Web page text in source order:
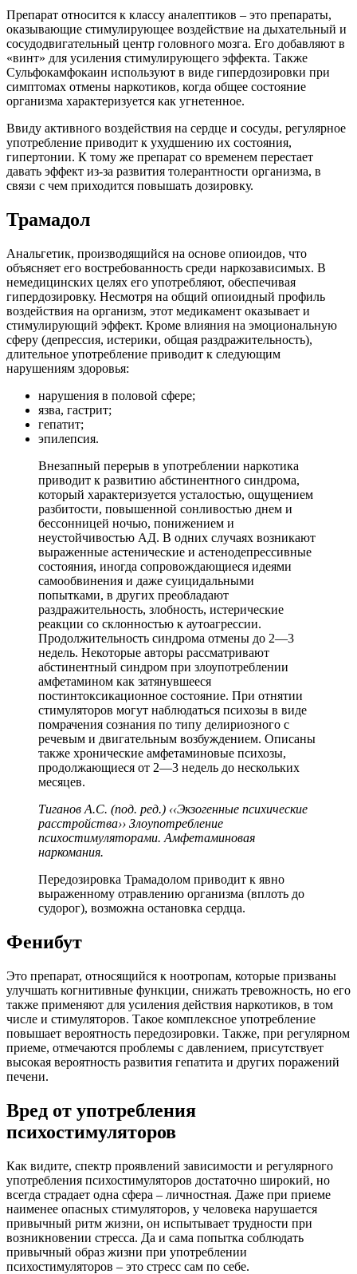
Препарат относится к классу аналептиков – это препараты,
оказывающие стимулирующее воздействие на дыхательный и
сосудодвигательный центр головного мозга. Его добавляют в
«винт» для усиления стимулирующего эффекта. Также
Сульфокамфокаин используют в виде гипердозировки при
симптомах отмены наркотиков, когда общее состояние
организма характеризуется как угнетенное.
Ввиду активного воздействия на сердце и сосуды, регулярное
употребление приводит к ухудшению их состояния,
гипертонии. К тому же препарат со временем перестает
давать эффект из-за развития толерантности организма, в
связи с чем приходится повышать дозировку.
Трамадол
Анальгетик, производящийся на основе опиоидов, что
объясняет его востребованность среди наркозависимых. В
немедицинских целях его употребляют, обеспечивая
гипердозировку. Несмотря на общий опиоидный профиль
воздействия на организм, этот медикамент оказывает и
стимулирующий эффект. Кроме влияния на эмоциональную
сферу (депрессия, истерики, общая раздражительность),
длительное употребление приводит к следующим
нарушениям здоровья:
нарушения в половой сфере;
язва, гастрит;
гепатит;
эпилепсия.
Внезапный перерыв в употреблении наркотика
приводит к развитию абстинентного синдрома,
который характеризуется усталостью, ощущением
разбитости, повышенной сонливостью днем и
бессонницей ночью, понижением и
неустойчивостью АД. В одних случаях возникают
выраженные астенические и астенодепрессивные
состояния, иногда сопровождающиеся идеями
самообвинения и даже суицидальными
попытками, в других преобладают
раздражительность, злобность, истерические
реакции со склонностью к аутоагрессии.
Продолжительность синдрома отмены до 2—3
недель. Некоторые авторы рассматривают
абстинентный синдром при злоупотреблении
амфетамином как затянувшееся
постинтоксикационное состояние. При отнятии
стимуляторов могут наблюдаться психозы в виде
помрачения сознания по типу делириозного с
речевым и двигательным возбуждением. Описаны
также хронические амфетаминовые психозы,
продолжающиеся от 2—3 недель до нескольких
месяцев.
Тиганов А.С. (под. ред.) ‹‹Экзогенные психические
расстройства›› Злоупотребление
психостимуляторами. Амфетаминовая
наркомания.
Передозировка Трамадолом приводит к явно
выраженному отравлению организма (вплоть до
судорог), возможна остановка сердца.
Фенибут
Это препарат, относящийся к ноотропам, которые призваны
улучшать когнитивные функции, снижать тревожность, но его
также применяют для усиления действия наркотиков, в том
числе и стимуляторов. Такое комплексное употребление
повышает вероятность передозировки. Также, при регулярном
приеме, отмечаются проблемы с давлением, присутствует
высокая вероятность развития гепатита и других поражений
печени.
Вред от употребления
психостимуляторов
Как видите, спектр проявлений зависимости и регулярного
употребления психостимуляторов достаточно широкий, но
всегда страдает одна сфера – личностная. Даже при приеме
наименее опасных стимуляторов, у человека нарушается
привычный ритм жизни, он испытывает трудности при
возникновении стресса. Да и сама попытка соблюдать
привычный образ жизни при употреблении
психостимуляторов – это стресс сам по себе.